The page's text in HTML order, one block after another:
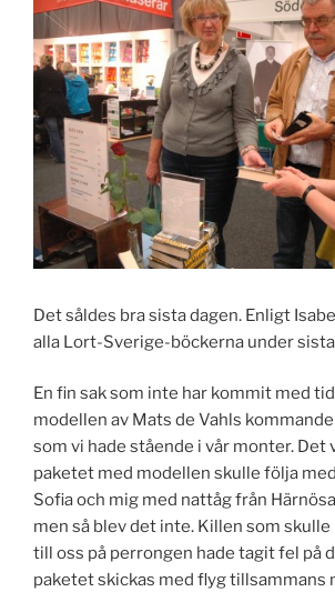
Det såldes bra sista dagen. Enligt
alla Lort-Sverige-böckerna under
En fin sak som inte har kommit med
modellen av Mats de Vahls
som vi hade stående i vår monter. Det
paketet med modellen skulle följa
Sofia och mig med nattåg från
men så blev det inte. Killen som
till oss på perrongen hade tagit fel på
paketet skickas med flyg tillsammans